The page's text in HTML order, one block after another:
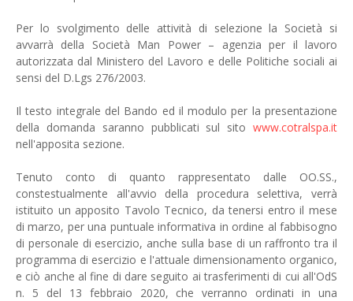
Per lo svolgimento delle attività di selezione la Società si
avvarrà della Società Man Power – agenzia per il lavoro
autorizzata dal Ministero del Lavoro e delle Politiche sociali ai
sensi del D.Lgs 276/2003.
Il testo integrale del Bando ed il modulo per la presentazione
della domanda saranno pubblicati sul sito www.cotralspa.it
nell'apposita sezione.
Tenuto conto di quanto rappresentato dalle OO.SS.,
constestualmente all'avvio della procedura selettiva, verrà
istituito un apposito Tavolo Tecnico, da tenersi entro il mese
di marzo, per una puntuale informativa in ordine al fabbisogno
di personale di esercizio, anche sulla base di un raffronto tra il
programma di esercizio e l'attuale dimensionamento organico,
e ciò anche al fine di dare seguito ai trasferimenti di cui all'OdS
n. 5 del 13 febbraio 2020, che verranno ordinati in una